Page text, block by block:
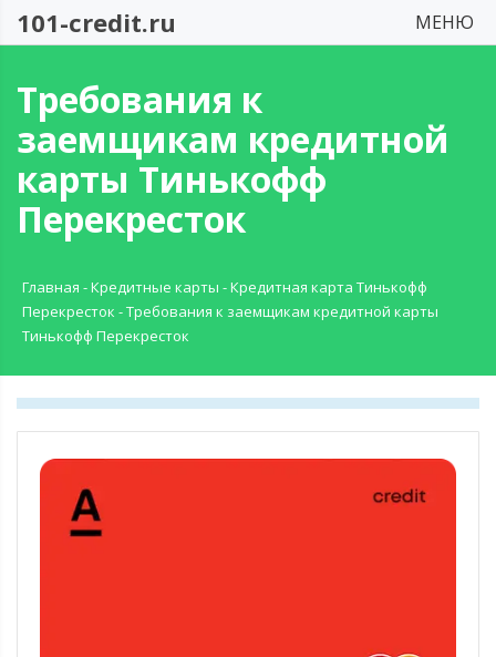
101-credit.ru МЕНЮ
Требования к
заемщикам кредитной
карты Тинькофф
Перекресток
Главная -Кредитные карты -Кредитная карта Тинькофф
Перекресток -Требования к заемщикам кредитной карты
Тинькофф Перекресток